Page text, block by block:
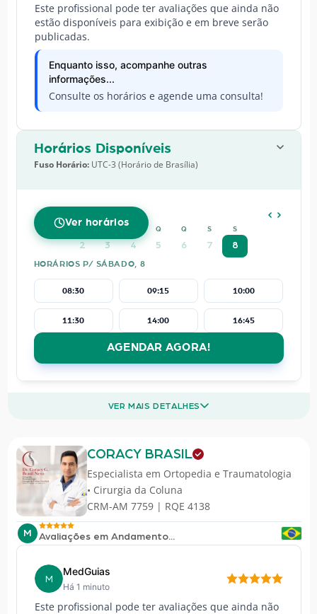
Este profissional pode ter avaliações que ainda não
estão disponíveis para exibição e em breve serão
publicadas.
Enquanto isso, acompanhe outras
informações...
Consulte os horários e agende uma consulta!
Horários Disponíveis
Fuso Horário:UTC-3 (Horário de Brasília)
Ver horários
AGOSTO 2026
Q Q S S
2 3 4 5 6 7 8
HORÁRIOS P/ SÁBADO, 8
08:30 09:15 10:00
11:30 14:00 16:45
AGENDAR AGORA!
VER MAIS DETALHES
CORACY BRASIL
Especialista em Ortopedia e Traumatologia
• Cirurgia da Coluna
CRM-AM 7759 | RQE 4138
M Avaliações em Andamento...
M
MedGuias
Há 1 minuto
Este profissional pode ter avaliações que ainda não